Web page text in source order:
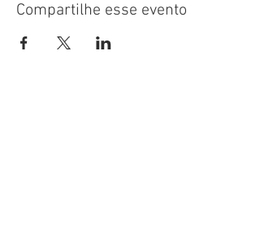
Compartilhe esse evento